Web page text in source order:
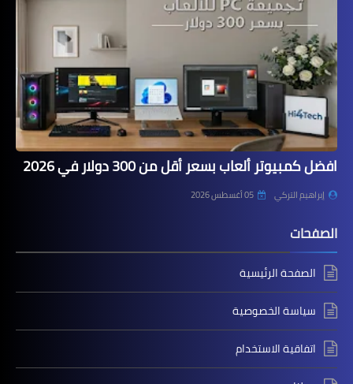
افضل كمبيوتر ألعاب بسعر أقل من 300 دولار في 2026
إبراهيم التركي 05 أغسطس 2026
الصفحات
الصفحة الرئيسية
سياسة الخصوصية
اتفاقية الاستخدام